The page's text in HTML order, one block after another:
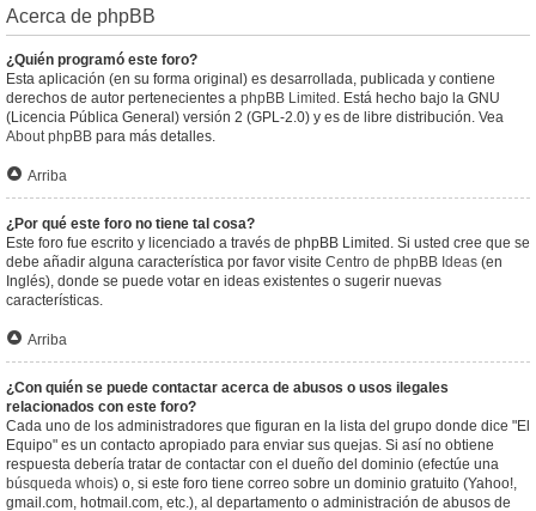
Acerca de phpBB
¿Quién programó este foro?
Esta aplicación (en su forma original) es desarrollada, publicada y contiene
derechos de autor pertenecientes a phpBB Limited . Está hecho bajo la GNU
(Licencia Pública General) versión 2 (GPL-2.0) y es de libre distribución. Vea
About phpBB para más detalles.
Arriba
¿Por qué este foro no tiene tal cosa?
Este foro fue escrito y licenciado a través de phpBB Limited. Si usted cree que se
debe añadir alguna característica por favor visite Centro de phpBB Ideas (en
Inglés), donde se puede votar en ideas existentes o sugerir nuevas
características.
Arriba
¿Con quién se puede contactar acerca de abusos o usos ilegales
relacionados con este foro?
Cada uno de los administradores que figuran en la lista del grupo donde dice "El
Equipo" es un contacto apropiado para enviar sus quejas. Si así no obtiene
respuesta debería tratar de contactar con el dueño del dominio (efectúe una
búsqueda whois) o, si este foro tiene correo sobre un dominio gratuito (Yahoo!,
gmail.com, hotmail.com, etc.), al departamento o administración de abusos de